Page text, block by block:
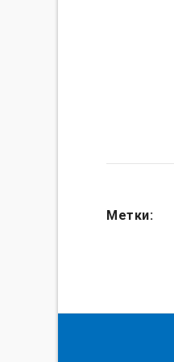
Метки: